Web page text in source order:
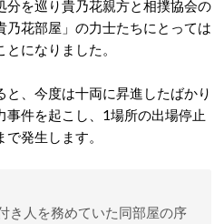
分を巡り貴乃花親方と相撲協会の
乃花部屋」の力士たちにとっては
になりました。
、今度は十両に昇進したばかり
件を起こし、1場所の出場停止
発生します。
き人を務めていた同部屋の序